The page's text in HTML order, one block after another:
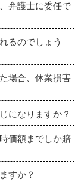
弁護士に委任で
るのでしょう
場合、休業損害
になりますか？
価額までしか賠
すか？